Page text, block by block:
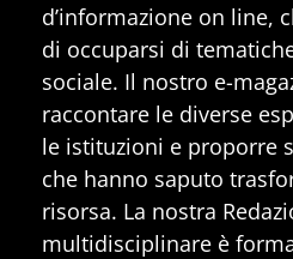
d’informazione on line,
di occuparsi di
sociale. Il nostro e-
raccontare le diverse
le istituzioni e proporre
che hanno saputo
risorsa. La nostra
multidisciplinare è